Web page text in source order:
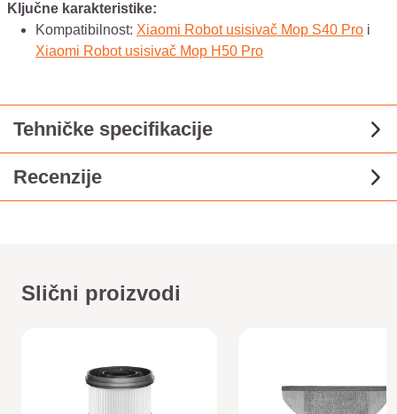
Ključne karakteristike:
Kompatibilnost: Xiaomi Robot usisivač Mop S40 Pro i
Xiaomi Robot usisivač Mop H50 Pro
Tehničke specifikacije
Recenzije
Slični proizvodi